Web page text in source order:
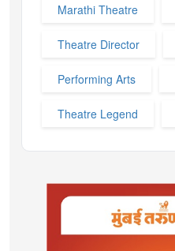
Marathi Theatre
Theatre Director
Performing Arts
Theatre Legend